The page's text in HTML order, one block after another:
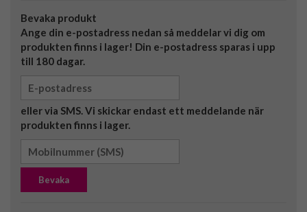
Bevaka produkt
Ange din e-postadress nedan så meddelar vi dig om
produkten finns i lager! Din e-postadress sparas i upp
till 180 dagar.
eller via SMS. Vi skickar endast ett meddelande när
produkten finns i lager.
Bevaka